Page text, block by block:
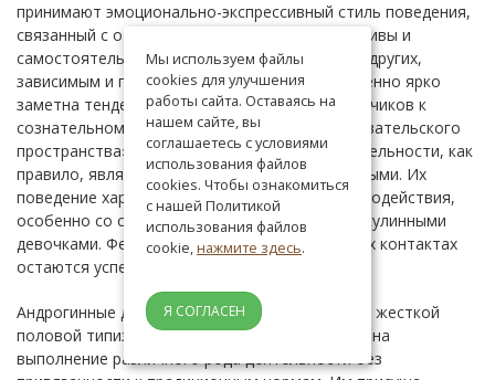
принимают эмоционально-экспрессивный стиль поведения,
связанный с отказом от собственной инициативы и
самостоятельности, ориентированностью на других,
зависимым и подчиненным поведением. Особенно ярко
заметна тенденция у феминизированных мальчиков к
сознательному ограничению своего «исследовательского
пространства». Такие дети в совместной деятельности, как
правило, являются ведомыми, безинициативными. Их
поведение характеризуется избеганием взаимодействия,
особенно со сверстниками своего пола и маскулинными
девочками. Фемининные девочки в социальных контактах
остаются успешными.
Андрогинные дети относительно свободны от жесткой
половой типизации, признают за собой право на
выполнение различного рода деятельности без
Мы используем файлы
cookies для улучшения
работы сайта. Оставаясь на
нашем сайте, вы
соглашаетесь с условиями
использования файлов
cookies. Чтобы ознакомиться
с нашей Политикой
использования файлов
cookie,нажмите здесь.
Я СОГЛАСЕН